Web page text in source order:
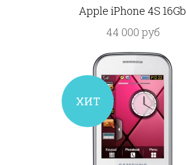
Apple iPhone 4S 16Gb
44 000 руб
ХИТ